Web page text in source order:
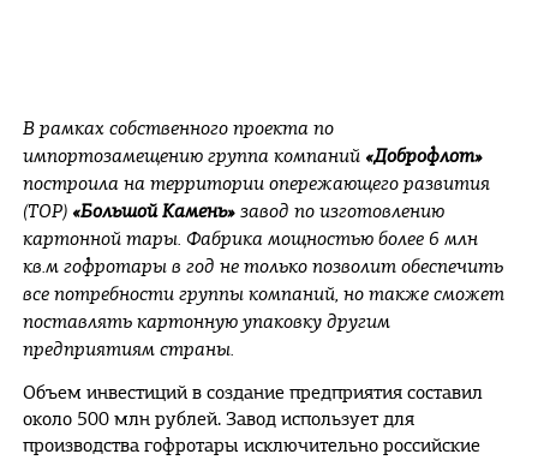
В рамках собственного проекта по
импортозамещению группа компаний «Доброфлот»
построила на территории опережающего развития
(ТОР) «Большой Камень» завод по изготовлению
картонной тары. Фабрика мощностью более 6 млн
кв.м гофротары в год не только позволит обеспечить
все потребности группы компаний, но также сможет
поставлять картонную упаковку другим
предприятиям страны.
Объем инвестиций в создание предприятия составил
около 500 млн рублей. Завод использует для
производства гофротары исключительно российские